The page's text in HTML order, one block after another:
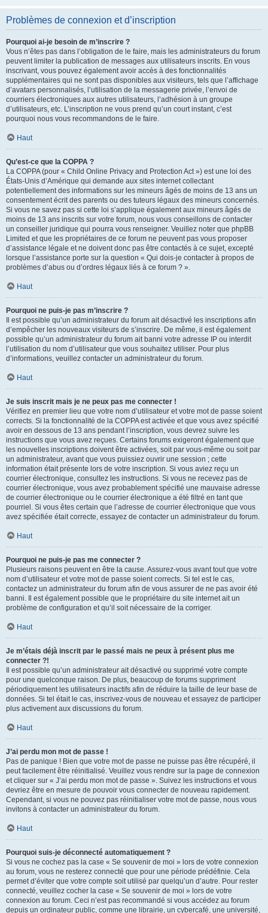
Problèmes de connexion et d’inscription
Pourquoi ai-je besoin de m’inscrire ?
Vous n’êtes pas dans l’obligation de le faire, mais les administrateurs du forum
peuvent limiter la publication de messages aux utilisateurs inscrits. En vous
inscrivant, vous pouvez également avoir accès à des fonctionnalités
supplémentaires qui ne sont pas disponibles aux visiteurs, tels que l’affichage
d’avatars personnalisés, l’utilisation de la messagerie privée, l’envoi de
courriers électroniques aux autres utilisateurs, l’adhésion à un groupe
d’utilisateurs, etc. L’inscription ne vous prend qu’un court instant, c’est
pourquoi nous vous recommandons de le faire.
Haut
Qu’est-ce que la COPPA ?
La COPPA (pour « Child Online Privacy and Protection Act ») est une loi des
États-Unis d’Amérique qui demande aux sites internet collectant
potentiellement des informations sur les mineurs âgés de moins de 13 ans un
consentement écrit des parents ou des tuteurs légaux des mineurs concernés.
Si vous ne savez pas si cette loi s’applique également aux mineurs âgés de
moins de 13 ans inscrits sur votre forum, nous vous conseillons de contacter
un conseiller juridique qui pourra vous renseigner. Veuillez noter que phpBB
Limited et que les propriétaires de ce forum ne peuvent pas vous proposer
d’assistance légale et ne doivent donc pas être contactés à ce sujet, excepté
lorsque l’assistance porte sur la question « Qui dois-je contacter à propos de
problèmes d’abus ou d’ordres légaux liés à ce forum ? ».
Haut
Pourquoi ne puis-je pas m’inscrire ?
Il est possible qu’un administrateur du forum ait désactivé les inscriptions afin
d’empêcher les nouveaux visiteurs de s’inscrire. De même, il est également
possible qu’un administrateur du forum ait banni votre adresse IP ou interdit
l’utilisation du nom d’utilisateur que vous souhaitez utiliser. Pour plus
d’informations, veuillez contacter un administrateur du forum.
Haut
Je suis inscrit mais je ne peux pas me connecter !
Vérifiez en premier lieu que votre nom d’utilisateur et votre mot de passe soient
corrects. Si la fonctionnalité de la COPPA est activée et que vous avez spécifié
avoir en dessous de 13 ans pendant l’inscription, vous devrez suivre les
instructions que vous avez reçues. Certains forums exigeront également que
les nouvelles inscriptions doivent être activées, soit par vous-même ou soit par
un administrateur, avant que vous puissiez ouvrir une session ; cette
information était présente lors de votre inscription. Si vous aviez reçu un
courrier électronique, consultez les instructions. Si vous ne recevez pas de
courrier électronique, vous avez probablement spécifié une mauvaise adresse
de courrier électronique ou le courrier électronique a été filtré en tant que
pourriel. Si vous êtes certain que l’adresse de courrier électronique que vous
avez spécifiée était correcte, essayez de contacter un administrateur du forum.
Haut
Pourquoi ne puis-je pas me connecter ?
Plusieurs raisons peuvent en être la cause. Assurez-vous avant tout que votre
nom d’utilisateur et votre mot de passe soient corrects. Si tel est le cas,
contactez un administrateur du forum afin de vous assurer de ne pas avoir été
banni. Il est également possible que le propriétaire du site internet ait un
problème de configuration et qu’il soit nécessaire de la corriger.
Haut
Je m’étais déjà inscrit par le passé mais ne peux à présent plus me
connecter ?!
Il est possible qu’un administrateur ait désactivé ou supprimé votre compte
pour une quelconque raison. De plus, beaucoup de forums suppriment
périodiquement les utilisateurs inactifs afin de réduire la taille de leur base de
données. Si tel était le cas, inscrivez-vous de nouveau et essayez de participer
plus activement aux discussions du forum.
Haut
J’ai perdu mon mot de passe !
Pas de panique ! Bien que votre mot de passe ne puisse pas être récupéré, il
peut facilement être réinitialisé. Veuillez vous rendre sur la page de connexion
et cliquer sur « J’ai perdu mon mot de passe ». Suivez les instructions et vous
devriez être en mesure de pouvoir vous connecter de nouveau rapidement.
Cependant, si vous ne pouvez pas réinitialiser votre mot de passe, nous vous
invitons à contacter un administrateur du forum.
Haut
Pourquoi suis-je déconnecté automatiquement ?
Si vous ne cochez pas la case « Se souvenir de moi » lors de votre connexion
au forum, vous ne resterez connecté que pour une période prédéfinie. Cela
permet d’éviter que votre compte soit utilisé par quelqu’un d’autre. Pour rester
connecté, veuillez cocher la case « Se souvenir de moi » lors de votre
connexion au forum. Ceci n’est pas recommandé si vous accédez au forum
depuis un ordinateur public, comme une librairie, un cybercafé, une université,